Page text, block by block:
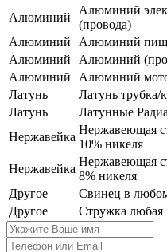
Алюминий
Алюминий
(провода)
Алюминий
Алюминий
Алюминий
Алюминий
Алюминий
Алюминий
Латунь
Латунь трубка/
Латунь
Латунные
Нержавейка
Нержавеющая
10% никеля
Нержавейка
Нержавеющая
8% никеля
Другое
Свинец в
Другое
Стружка любая